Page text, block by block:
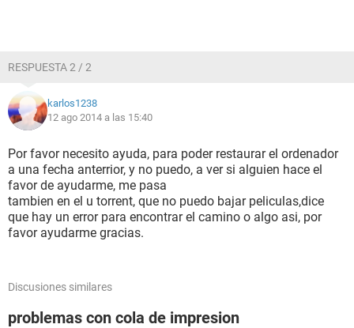
RESPUESTA 2 / 2
karlos1238
12 ago 2014 a las 15:40
Por favor necesito ayuda, para poder restaurar el ordenador
a una fecha anterrior, y no puedo, a ver si alguien hace el
favor de ayudarme, me pasa
tambien en el u torrent, que no puedo bajar peliculas,dice
que hay un error para encontrar el camino o algo asi, por
favor ayudarme gracias.
Discusiones similares
problemas con cola de impresion